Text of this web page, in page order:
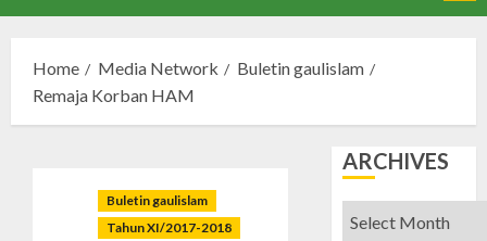
Menu
Home Media Network
Buletin gaulislam
Remaja Korban HAM
Buletin gaulislam
Tahun XI/2017-2018
ARCHIVES
Archives